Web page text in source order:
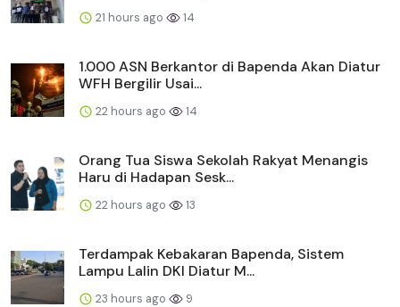
21 hours ago 14
1.000 ASN Berkantor di Bapenda Akan Diatur
WFH Bergilir Usai...
22 hours ago 14
Orang Tua Siswa Sekolah Rakyat Menangis
Haru di Hadapan Sesk...
22 hours ago 13
Terdampak Kebakaran Bapenda, Sistem
Lampu Lalin DKI Diatur M...
23 hours ago 9